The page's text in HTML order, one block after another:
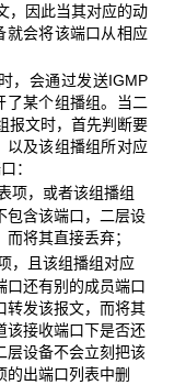
，因此当其对应的动
就会将该端口从相应
，会通过发送IGMP
某个组播组。当二
报文时，首先判断要
以及该组播组所对应
：
项，或者该组播组
包含该端口，二层设
将其直接丢弃；
，且该组播组对应
口还有别的成员端口
转发该报文，而将其
该接收端口下是否还
层设备不会立刻把该
的出端口列表中删